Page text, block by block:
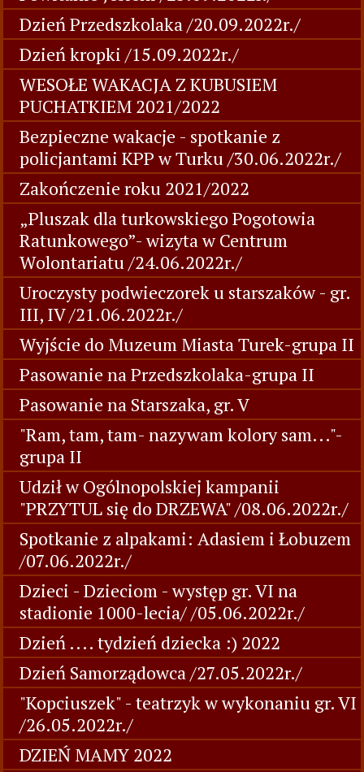
Dzień Przedszkolaka /20.09.2022r./
Dzień kropki /15.09.2022r./
WESOŁE WAKACJA Z KUBUSIEM
PUCHATKIEM 2021/2022
Bezpieczne wakacje - spotkanie z
policjantami KPP w Turku /30.06.2022r./
Zakończenie roku 2021/2022
„Pluszak dla turkowskiego Pogotowia
Ratunkowego”- wizyta w Centrum
Wolontariatu /24.06.2022r./
Uroczysty podwieczorek u starszaków - gr.
III, IV /21.06.2022r./
Wyjście do Muzeum Miasta Turek-grupa II
Pasowanie na Przedszkolaka-grupa II
Pasowanie na Starszaka, gr. V
"Ram, tam, tam- nazywam kolory sam..."-
grupa II
Udził w Ogólnopolskiej kampanii
"PRZYTUL się do DRZEWA" /08.06.2022r./
Spotkanie z alpakami: Adasiem i Łobuzem
/07.06.2022r./
Dzieci - Dzieciom - występ gr. VI na
stadionie 1000-lecia/ /05.06.2022r./
Dzień .... tydzień dziecka :) 2022
Dzień Samorządowca /27.05.2022r./
"Kopciuszek" - teatrzyk w wykonaniu gr. VI
/26.05.2022r./
DZIEŃ MAMY 2022